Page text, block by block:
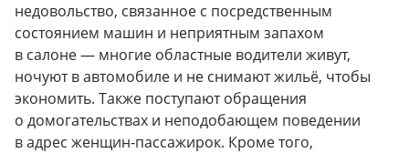
недовольство, связанное с посредственным
состоянием машин и неприятным запахом
в салоне — многие областные водители живут,
ночуют в автомобиле и не снимают жильё, чтобы
экономить. Также поступают обращения
о домогательствах и неподобающем поведении
в адрес женщин-пассажирок. Кроме того,